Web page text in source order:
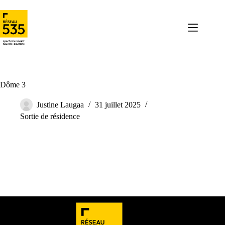
Dôme 3
Justine Laugaa
31 juillet 2025
Sortie de résidence